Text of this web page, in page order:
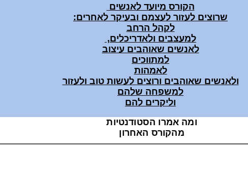
הקורס מיועד לאנשים
שרוצים לעזור לעצמם ובעיקר לאחרים:
לקהל הרחב
למעצבים ולאדריכלים,
לאנשים שאוהבים עיצוב
למתווכים
לאמהות
ולאנשים שאוהבים ורוצים לעשות טוב ולעזור
למשפחה שלהם
וליקרים להם
ומה אמרו הסטודנטיות
מהקורס האחרון